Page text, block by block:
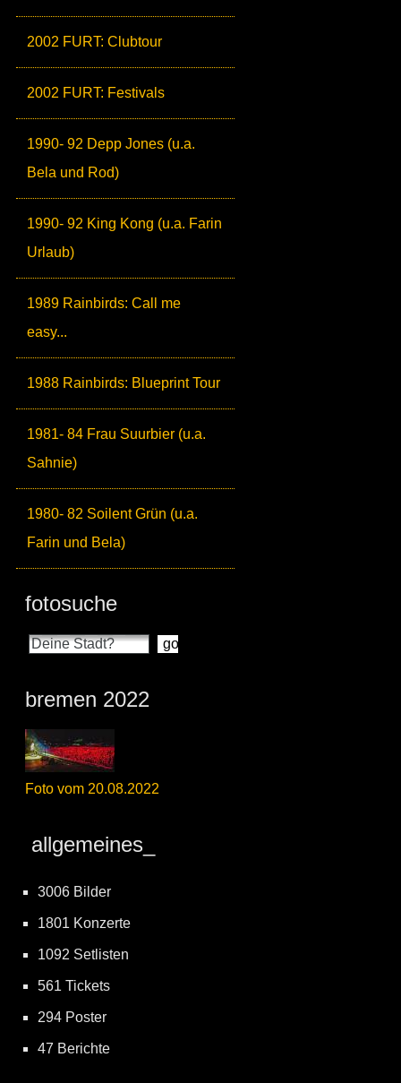
2002 FURT: Clubtour
2002 FURT: Festivals
1990- 92 Depp Jones (u.a.
Bela und Rod)
1990- 92 King Kong (u.a. Farin
Urlaub)
1989 Rainbirds: Call me
easy...
1988 Rainbirds: Blueprint Tour
1981- 84 Frau Suurbier (u.a.
Sahnie)
1980- 82 Soilent Grün (u.a.
Farin und Bela)
fotosuche
bremen 2022
Foto vom 20.08.2022
allgemeines_
3006 Bilder
1801 Konzerte
1092 Setlisten
561 Tickets
294 Poster
47 Berichte